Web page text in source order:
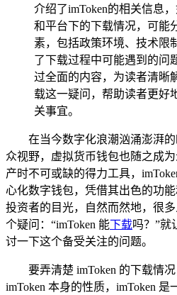
介绍了imToken的相关信息
和平台下的下载情况，可能
素，包括政策环境、技术限
了下载过程中可能遇到的问
过全面的内容，为读者清晰
载这一疑问，帮助读者更好
关事宜。
在当今数字化浪潮汹涌澎湃
众视野，虚拟货币钱包也随之成
产时不可或缺的得力工具，
心化数字钱包，凭借其出色的功
投资者的目光，自然而然地，很
个疑问：“imToken 能下载吗？”就
讨一下这个备受关注的问题。
要弄清楚 imToken 的下载情
imToken 本身的性质，imToken